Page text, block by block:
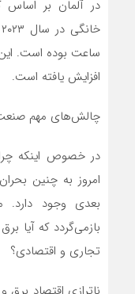
افزایش یافته است.
چالش‌های مهم
در خصوص اینکه
امروز به چنین
بعدی وجود
بازمی‌گردد که آیا
تجاری و اقتصادی؟